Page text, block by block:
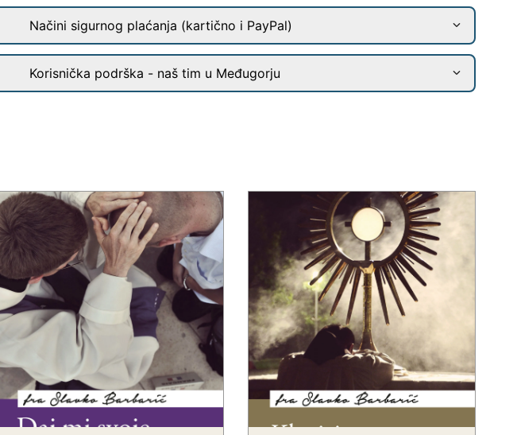
Načini sigurnog plaćanja (kartično i PayPal)
Korisnička podrška - naš tim u Međugorju